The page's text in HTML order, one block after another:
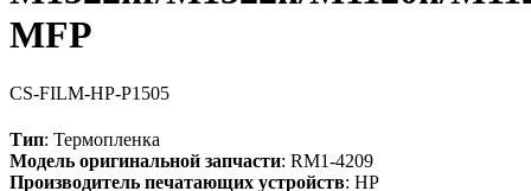
MFP
CS-FILM-HP-P1505
Тип: Термопленка
Модель оригинальной запчасти: RM1-4209
Производитель печатающих устройств: HP